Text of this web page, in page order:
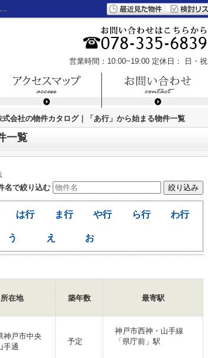
物件一覧｜神戸三宮のテナント・貸店舗・貸事務所なら神戸と大阪の不動産株式会社｜「あ行」から始まる物件一覧
営業時間：10:00~19:00 定休日： 日・祝
会社の物件カタログ｜「あ行」から始まる物件一覧
一覧
名で絞り込む
は行 ま行 や行 ら行 わ行
う え お
所在地 築年数 最寄駅
神戸市中央
手通
予定
神戸市西神・山手線
「県庁前」駅